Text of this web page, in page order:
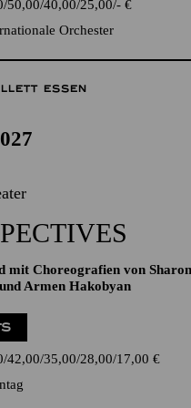
50,00 40,00 25,00 - €
Orchester
ESSEN
mit Choreografien von
Armen Hakobyan
42,00 35,00 28,00 17,00 €